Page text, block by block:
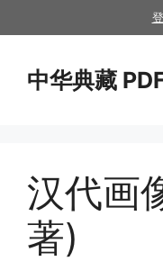
至
中华典藏
汉代画
著)